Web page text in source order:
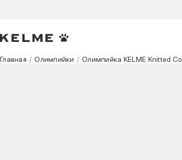
Главная Олимпийки Олимпийка KELME Knitted